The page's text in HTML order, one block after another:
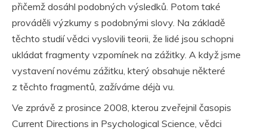
přičemž dosáhl podobných výsledků. Potom také
prováděli výzkumy s podobnými slovy. Na základě
těchto studií vědci vyslovili teorii, že lidé jsou schopni
ukládat fragmenty vzpomínek na zážitky. A když jsme
vystavení novému zážitku, který obsahuje některé
z těchto fragmentů, zažíváme déjà vu.
Ve zprávě z prosince 2008, kterou zveřejnil časopis
Current Directions in Psychological Science, vědci